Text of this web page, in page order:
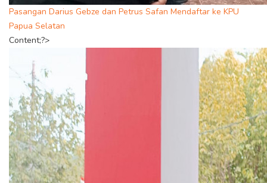
Pasangan Darius Gebze dan Petrus Safan Mendaftar ke KPU
Papua Selatan
Content;?>